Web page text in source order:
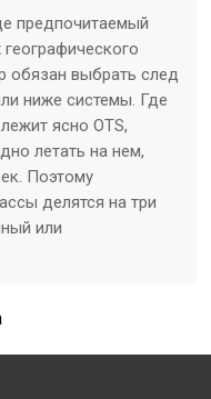
предпочитаемый
обязан выбрать след
ниже системы. Где
ясно OTS,
летать на нем,
Поэтому
делятся на три
или